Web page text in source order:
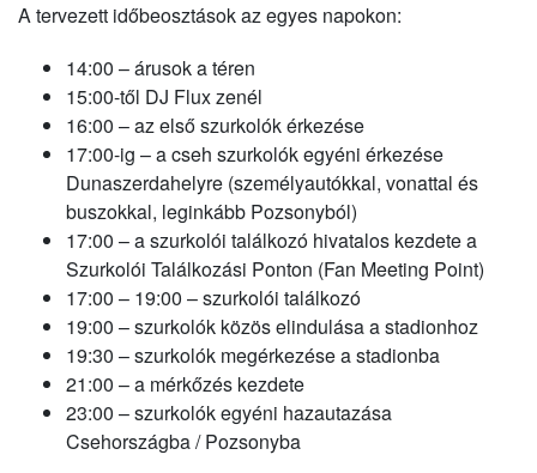
A tervezett időbeosztások az egyes napokon:
14:00 – árusok a téren
15:00-től DJ Flux zenél
16:00 – az első szurkolók érkezése
17:00-ig – a cseh szurkolók egyéni érkezése
Dunaszerdahelyre (személyautókkal, vonattal és
buszokkal, leginkább Pozsonyból)
17:00 – a szurkolói találkozó hivatalos kezdete a
Szurkolói Találkozási Ponton (Fan Meeting Point)
17:00 – 19:00 – szurkolói találkozó
19:00 – szurkolók közös elindulása a stadionhoz
19:30 – szurkolók megérkezése a stadionba
21:00 – a mérkőzés kezdete
23:00 – szurkolók egyéni hazautazása
Csehországba / Pozsonyba